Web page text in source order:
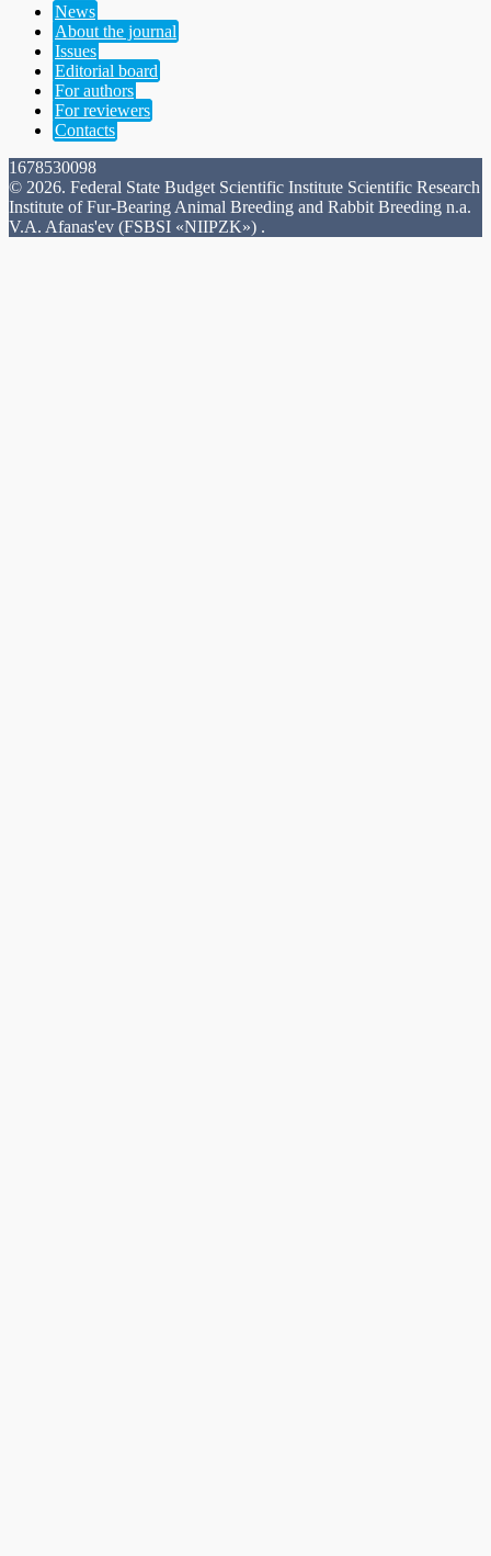
News
About the journal
Issues
Editorial board
For authors
For reviewers
Contacts
1678530098
© 2026. Federal State Budget Scientific Institute Scientific Research
Institute of Fur-Bearing Animal Breeding and Rabbit Breeding n.a.
V.A. Afanas'ev (FSBSI «NIIPZK») .